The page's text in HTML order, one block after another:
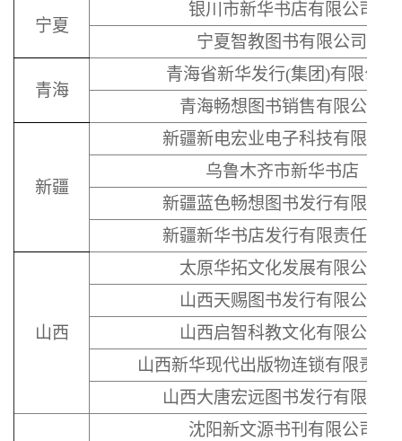
宁夏
银川市新华书店有限公司
宁夏智教图书有限公司
青海
青海省新华发行(集团)有限公司
青海畅想图书销售有限公司
新疆
新疆新电宏业电子科技有限公司
乌鲁木齐市新华书店
新疆蓝色畅想图书发行有限公司
新疆新华书店发行有限责任公司
山西
太原华拓文化发展有限公司
山西天赐图书发行有限公司
山西启智科教文化有限公司
山西新华现代出版物连锁有限责任
山西大唐宏远图书发行有限公司
沈阳新文源书刊有限公司